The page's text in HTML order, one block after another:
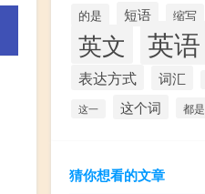
的是 短语 缩写
英文 英语
表达方式 词汇
这一 这个词 都是
猜你想看的文章